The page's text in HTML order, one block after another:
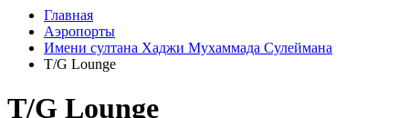
Главная
Аэропорты
Имени султана Хаджи Мухаммада Сулеймана
T/G Lounge
T/G Lounge